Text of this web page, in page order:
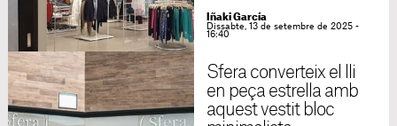
Iñaki García
Dissabte, 13 de setembre de 2025 -
16:40
Sfera converteix el lli
en peça estrella amb
aquest vestit bloc